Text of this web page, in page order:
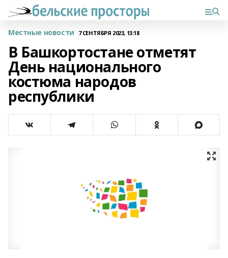
Местные новости 7 СЕНТЯБРЯ 2023, 13:18
В Башкортостане отметят
День национального
костюма народов
республики